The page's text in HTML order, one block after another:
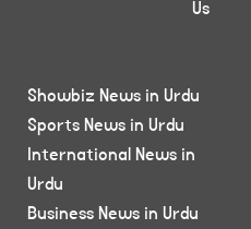
Us
Showbiz News in Urdu
Sports News in Urdu
International News in
Urdu
Business News in Urdu